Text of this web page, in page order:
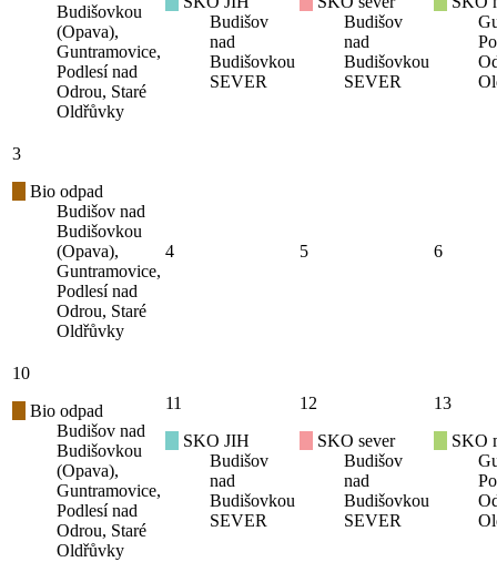
Budišovkou
(Opava),
Guntramovice,
Podlesí nad
Odrou, Staré
Oldřůvky
Budišov
nad
Budišovkou
SEVER
Budišov
nad
Budišovkou
SEVER
3
Bio odpad
Budišov nad
Budišovkou
(Opava),
Guntramovice,
Podlesí nad
Odrou, Staré
Oldřůvky
4 5 6
10
Bio odpad
Budišov nad
Budišovkou
(Opava),
Guntramovice,
Podlesí nad
Odrou, Staré
Oldřůvky
11
SKO JIH
Budišov
nad
Budišovkou
SEVER
12
SKO sever
Budišov
nad
Budišovkou
SEVER
13
SKO